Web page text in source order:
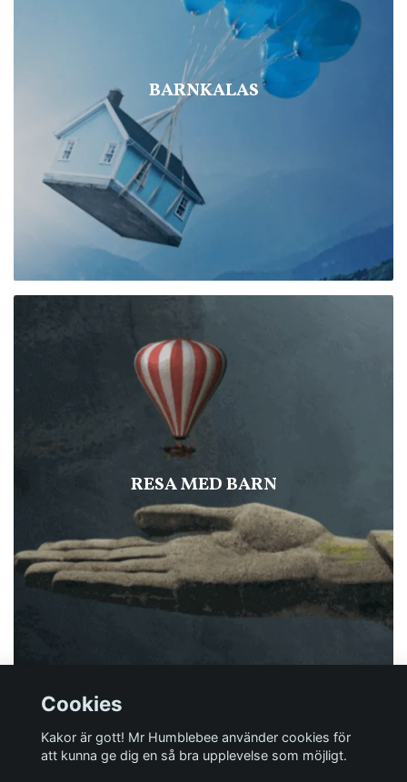
BARNKALAS
RESA MED BARN
Cookies
Kakor är gott! Mr Humblebee använder cookies för
att kunna ge dig en så bra upplevelse som möjligt.